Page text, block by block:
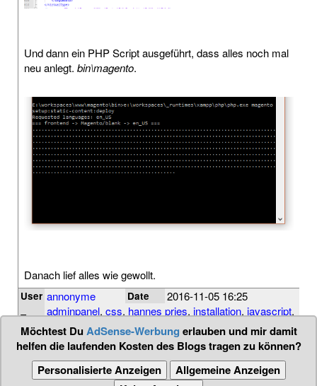
Und dann ein PHP Script ausgeführt, dass alles noch mal
neu anlegt. bin\magento.
Danach lief alles wie gewollt.
User annonyme Date 2016-11-05 16:25
Tags adminpanel, css, hannes pries, installation, javascript,
magento 2 ,problem, static , xampp
Möchtest DuAdSense-Werbung erlauben und mir damit
helfen die laufenden Kosten des Blogs tragen zu können?
Personalisierte Anzeigen
Allgemeine Anzeigen